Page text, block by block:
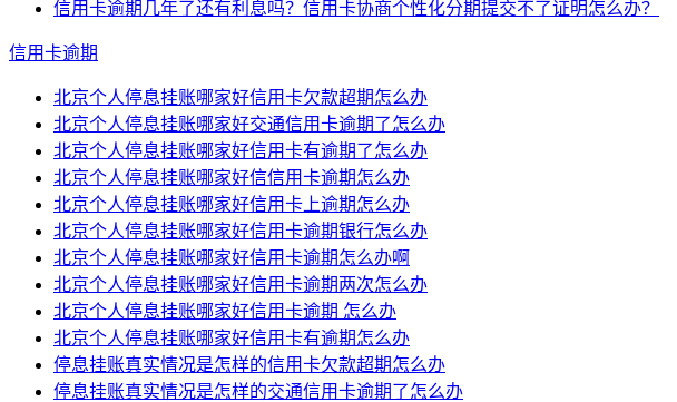
信用卡逾期几年了还有利息吗？信用卡协商个性化分期提交不了证明怎么办？
信用卡逾期
北京个人停息挂账哪家好信用卡欠款超期怎么办
北京个人停息挂账哪家好交通信用卡逾期了怎么办
北京个人停息挂账哪家好信用卡有逾期了怎么办
北京个人停息挂账哪家好信信用卡逾期怎么办
北京个人停息挂账哪家好信用卡上逾期怎么办
北京个人停息挂账哪家好信用卡逾期银行怎么办
北京个人停息挂账哪家好信用卡逾期怎么办啊
北京个人停息挂账哪家好信用卡逾期两次怎么办
北京个人停息挂账哪家好信用卡逾期 怎么办
北京个人停息挂账哪家好信用卡有逾期怎么办
停息挂账真实情况是怎样的信用卡欠款超期怎么办
停息挂账真实情况是怎样的交通信用卡逾期了怎么办